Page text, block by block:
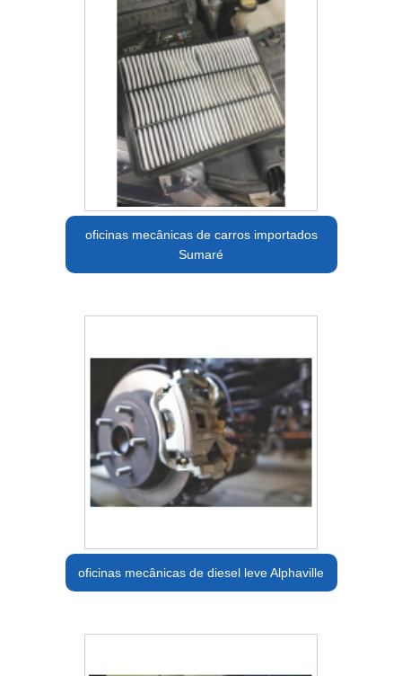
oficinas mecânicas de carros importados
Sumaré
oficinas mecânicas de diesel leve Alphaville